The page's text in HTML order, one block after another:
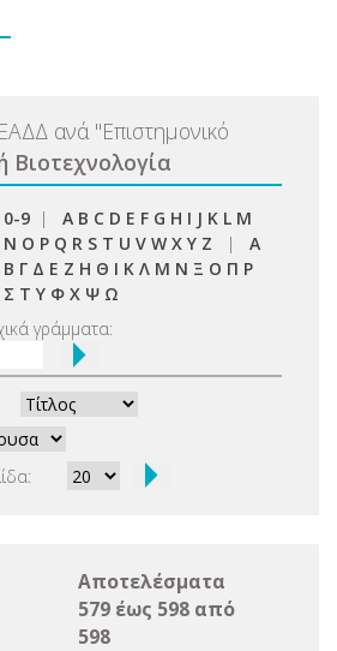
ανά "Επιστημονικό
Βιοτεχνολογία
0-9 | A B C D E F G H I J K L M
N O P Q R S T U V W X Y Z | Α
Β Γ Δ Ε Ζ Η Θ Ι Κ Λ Μ Ν Ξ Ο Π Ρ
Σ Τ Υ Φ Χ Ψ Ω
γράμματα:
Αποτελέσματα
579 έως 598 από
598